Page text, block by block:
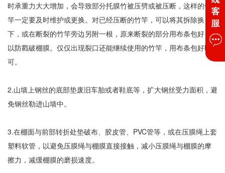
时承重力大大增加，会导致部分托膜竹被压劈或被压断，这样的竹
竿一定要及时维护或更换。对已经压断的竹竿，可以将其拆除换
下，或在断裂的竹竿旁边另附一根，原来断裂的部分用布条包好，
以防戳破棚膜。仅仅出现裂口还能继续使用的竹竿，用布条包好即
可。
2.山墙上钢丝的底部垫废旧车胎或者鞋底等，扩大钢丝受力面积，避
免钢丝勒进山墙中。
3.在棚面与前部转折处垫破布、胶皮管、PVC管等，或在压膜绳上套
塑料软管，以避免压膜绳与棚膜直接接触，减小压膜绳与棚膜的摩
擦力，减缓棚膜的磨损速度。